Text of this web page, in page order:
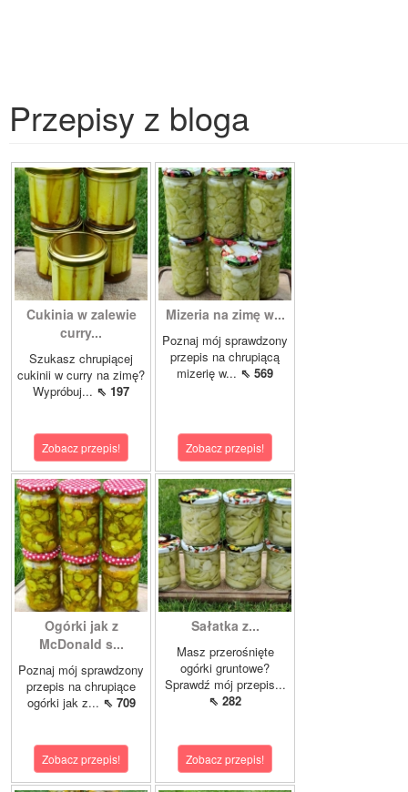
Przepisy z bloga
Cukinia w zalewie
curry...
Szukasz chrupiącej
cukinii w curry na zimę?
Wypróbuj... ⇖ 197
Zobacz przepis!
Mizeria na zimę w...
Poznaj mój sprawdzony
przepis na chrupiącą
mizerię w... ⇖ 569
Zobacz przepis!
Ogórki jak z
McDonald s...
Poznaj mój sprawdzony
przepis na chrupiące
ogórki jak z... ⇖ 709
Zobacz przepis!
Sałatka z...
Masz przerośnięte
ogórki gruntowe?
Sprawdź mój przepis...
⇖ 282
Zobacz przepis!